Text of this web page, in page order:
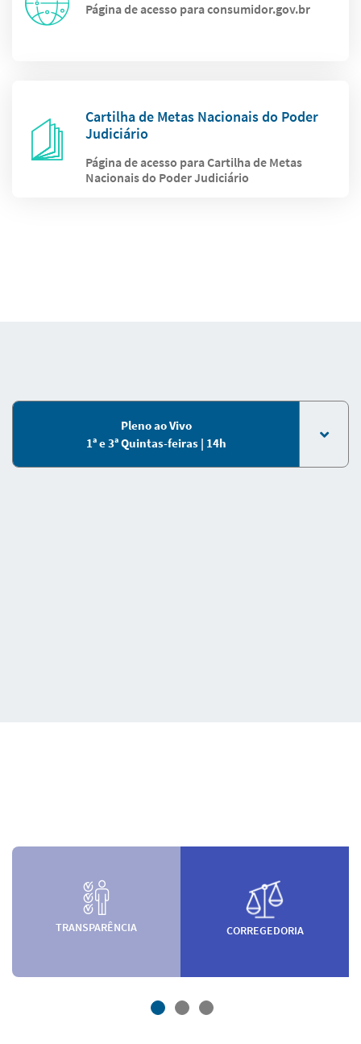
Página de acesso para consumidor.gov.br
Cartilha de Metas Nacionais do Poder
Judiciário
Página de acesso para Cartilha de Metas
Nacionais do Poder Judiciário
Pleno ao Vivo
1ª e 3ª Quintas-feiras | 14h
TRANSPARÊNCIA CORREGEDORIA